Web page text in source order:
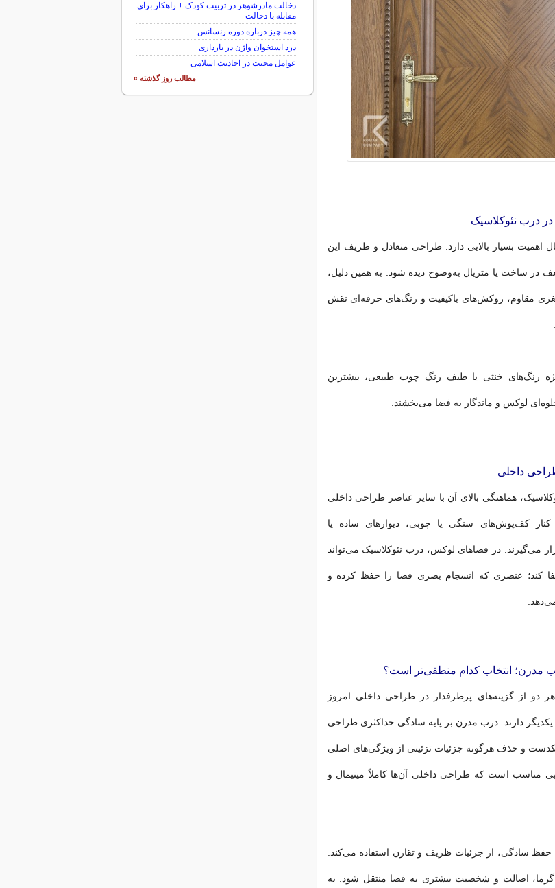
درب نئوکلاسیک
اهمیت بسیار بالایی دارد. طراحی متعادل و ظریف این
ساخت یا متریال به‌وضوح دیده شود. به همین دلیل،
مقاوم، روکش‌های باکیفیت و رنگ‌های حرفه‌ای نقش
رنگ‌های خنثی یا طیف رنگ چوب طبیعی، بیشترین
لوکس و ماندگار به فضا می‌بخشند.
داخلی
هماهنگی بالای آن با سایر عناصر طراحی داخلی
کف‌پوش‌های سنگی یا چوبی، دیوارهای ساده یا
می‌گیرند. در فضاهای لوکس، درب نئوکلاسیک می‌تواند
کند؛ عنصری که انسجام بصری فضا را حفظ کرده و
مدرن؛ انتخاب کدام منطقی‌تر است؟
هر دو از گزینه‌های پرطرفدار در طراحی داخلی امروز
یکدیگر دارند. درب مدرن بر پایه سادگی حداکثری طراحی
و حذف هرگونه جزئیات تزئینی از ویژگی‌های اصلی
مناسب است که طراحی داخلی آن‌ها کاملاً مینیمال و
سادگی، از جزئیات ظریف و تقارن استفاده می‌کند.
اصالت و شخصیت بیشتری به فضا منتقل شود. به
دخالت مادرشوهر در تربیت کودک + راهکار برای
مقابله با دخالت
همه چیز درباره دوره رنسانس
درد استخوان واژن در بارداری
عوامل محبت در احادیث اسلامى
مطالب روز گذشته »